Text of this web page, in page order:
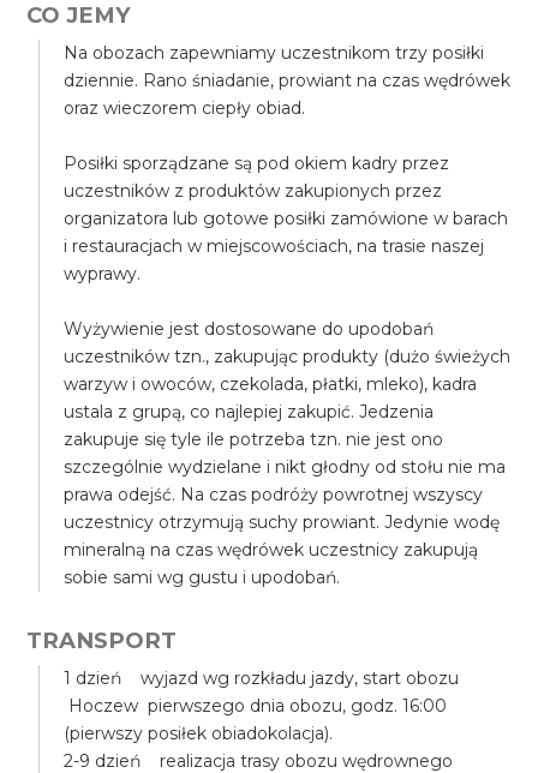
CO JEMY
Na obozach zapewniamy uczestnikom trzy posiłki
dziennie. Rano śniadanie, prowiant na czas wędrówek
oraz wieczorem ciepły obiad.
Posiłki sporządzane są pod okiem kadry przez
uczestników z produktów zakupionych przez
organizatora lub gotowe posiłki zamówione w barach
i restauracjach w miejscowościach, na trasie naszej
wyprawy.
Wyżywienie jest dostosowane do upodobań
uczestników tzn., zakupując produkty (dużo świeżych
warzyw i owoców, czekolada, płatki, mleko), kadra
ustala z grupą, co najlepiej zakupić. Jedzenia
zakupuje się tyle ile potrzeba tzn. nie jest ono
szczególnie wydzielane i nikt głodny od stołu nie ma
prawa odejść. Na czas podróży powrotnej wszyscy
uczestnicy otrzymują suchy prowiant. Jedynie wodę
mineralną na czas wędrówek uczestnicy zakupują
sobie sami wg gustu i upodobań.
TRANSPORT
1 dzień wyjazd wg rozkładu jazdy, start obozu
Hoczew pierwszego dnia obozu, godz. 16:00
(pierwszy posiłek obiadokolacja).
2-9 dzień realizacja trasy obozu wędrownego